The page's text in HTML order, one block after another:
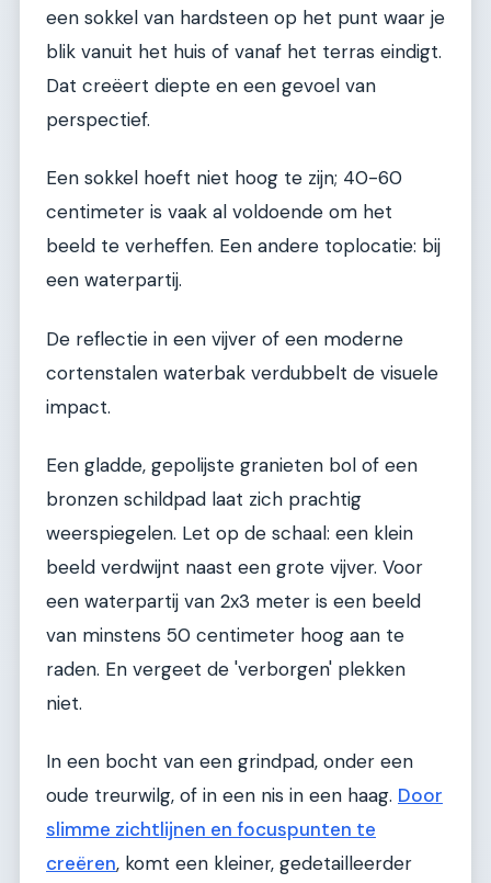
een sokkel van hardsteen op het punt waar je
blik vanuit het huis of vanaf het terras eindigt.
Dat creëert diepte en een gevoel van
perspectief.
Een sokkel hoeft niet hoog te zijn; 40-60
centimeter is vaak al voldoende om het
beeld te verheffen. Een andere toplocatie: bij
een waterpartij.
De reflectie in een vijver of een moderne
cortenstalen waterbak verdubbelt de visuele
impact.
Een gladde, gepolijste granieten bol of een
bronzen schildpad laat zich prachtig
weerspiegelen. Let op de schaal: een klein
beeld verdwijnt naast een grote vijver. Voor
een waterpartij van 2x3 meter is een beeld
van minstens 50 centimeter hoog aan te
raden. En vergeet de 'verborgen' plekken
niet.
In een bocht van een grindpad, onder een
oude treurwilg, of in een nis in een haag. Door
slimme zichtlijnen en focuspunten te
creëren, komt een kleiner, gedetailleerder